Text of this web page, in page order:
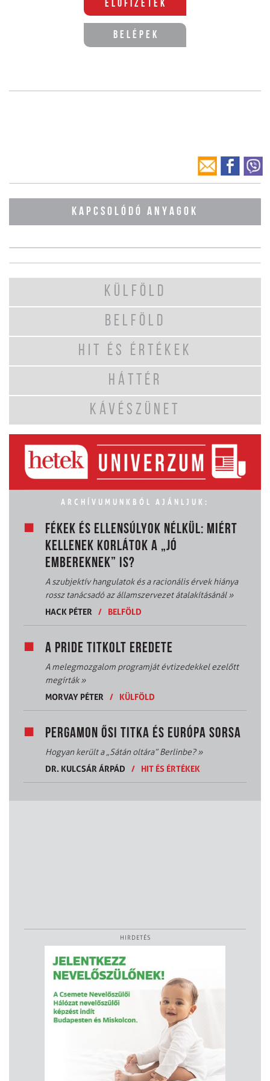
Előfizetek
Belépek
KAPCSOLÓDÓ ANYAGOK
KÜLFÖLD
BELFÖLD
HIT ÉS ÉRTÉKEK
HÁTTÉR
KÁVÉSZÜNET
ARCHÍVUMUNKBÓL AJÁNLJUK:
FÉKEK ÉS ELLENSÚLYOK NÉLKÜL: MIÉRT
KELLENEK KORLÁTOK A „JÓ
EMBEREKNEK” IS?
A szubjektív hangulatok és a racionális érvek hiánya
rossz tanácsadó az államszervezet átalakításánál»
HACK PÉTER
/ BELFÖLD
A PRIDE TITKOLT EREDETE
A melegmozgalom programját évtizedekkel ezelőtt
megírták»
MORVAY PÉTER
/ KÜLFÖLD
PERGAMON ŐSI TITKA ÉS EURÓPA SORSA
Hogyan került a „Sátán oltára” Berlinbe?»
DR. KULCSÁR ÁRPÁD
/ HIT ÉS ÉRTÉKEK
HIRDETÉS